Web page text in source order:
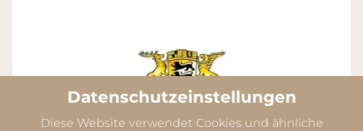
Datenschutzeinstellungen
Diese Website verwendet Cookies und ähnliche